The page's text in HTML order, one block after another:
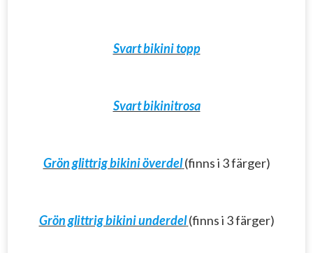
Svart bikini topp
Svart bikinitrosa
Grön glittrig bikini överdel (finns i 3 färger)
Grön glittrig bikini underdel (finns i 3 färger)